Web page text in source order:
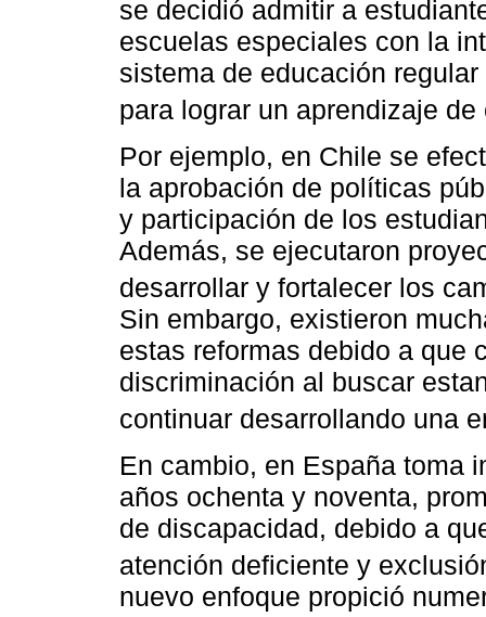
se decidió admitir a
escuelas especiales con la
sistema de educación
para lograr un aprendizaje de
Por ejemplo, en Chile se
la aprobación de políticas
y participación de los
Además, se ejecutaron
desarrollar y fortalecer los
Sin embargo, existieron
estas reformas debido a que
discriminación al buscar
continuar desarrollando una
En cambio, en España toma
años ochenta y noventa,
de discapacidad, debido a
atención deficiente y
nuevo enfoque propició